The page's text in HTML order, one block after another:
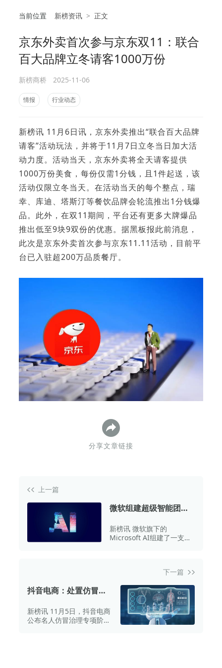
当前位置 新榜资讯 > 正文
京东外卖首次参与京东双11：联合
百大品牌立冬请客1000万份
新榜商桥 2025-11-06
情报 行业动态
新榜讯 11月6日讯，京东外卖推出“联合百大品牌
请客”活动玩法，并将于11月7日立冬当日加大活
动力度。活动当天，京东外卖将全天请客提供
1000万份美食，每份仅需1分钱，且1件起送，该
活动仅限立冬当天。在活动当天的每个整点，瑞
幸、库迪、塔斯汀等餐饮品牌会轮流推出1分钱爆
品。此外，在双11期间，平台还有更多大牌爆品
推出低至9块9双份的优惠。据黑板报此前消息，
此次是京东外卖首次参与京东11.11活动，目前平
台已入驻超200万品质餐厅。
分享文章链接
上一篇
微软组建超级智能团
域
新榜讯 微软旗下的
Microsoft AI组建了一支超
下一篇
抖音电商：处置仿冒温
权带货账号
新榜讯 11月5日，抖音电商
公布名人仿冒治理专项阶段